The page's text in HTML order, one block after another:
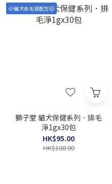
🐶貓犬去毛球配方🐱
獅子堂 貓犬保健系列．排毛
淨1gx30包
HK$95.00
HK$108.00